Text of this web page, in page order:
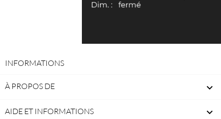
INFORMATIONS
À PROPOS DE 
AIDE ET INFORMATIONS 